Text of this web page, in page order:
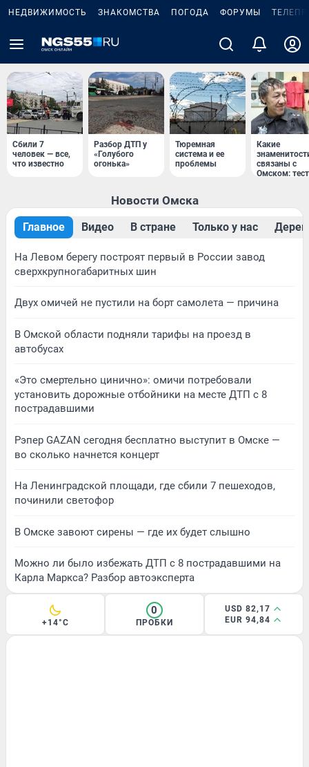
НЕДВИЖИМОСТЬ ЗНАКОМСТВА ПОГОДА ФОРУМЫ
Сбили 7
человек — все,
что известно
Разбор ДТП у
«Голубого
огонька»
Тюремная
система и ее
проблемы
Какие
связаны с
Омском: тест
Новости Омска
Главное Видео В стране Только у нас
На Левом берегу построят первый в России завод
сверхкрупногабаритных шин
Двух омичей не пустили на борт самолета — причина
В Омской области подняли тарифы на проезд в
автобусах
«Это смертельно цинично»: омичи потребовали
установить дорожные отбойники на месте ДТП с 8
пострадавшими
Рэпер GAZAN сегодня бесплатно выступит в Омске —
во сколько начнется концерт
На Ленинградской площади, где сбили 7 пешеходов,
починили светофор
В Омске завоют сирены — где их будет слышно
Можно ли было избежать ДТП с 8 пострадавшими на
Карла Маркса? Разбор автоэксперта
+14°C
0
ПРОБКИ
USD 82,17
EUR 94,84